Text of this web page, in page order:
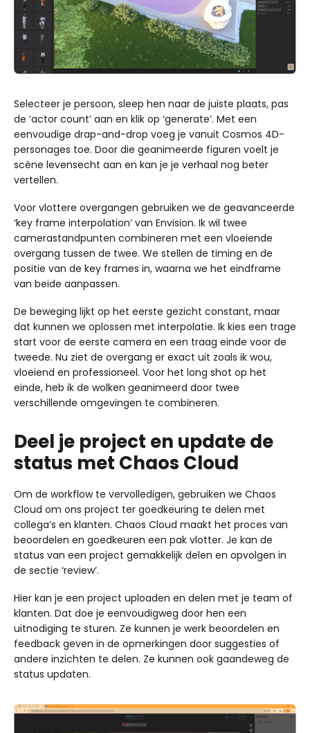
Selecteer je persoon, sleep hen naar de juiste plaats, pas
de ‘actor count’ aan en klik op ‘generate’. Met een
eenvoudige drap-and-drop voeg je vanuit Cosmos 4D-
personages toe. Door die geanimeerde figuren voelt je
scène levensecht aan en kan je je verhaal nog beter
vertellen.
Voor vlottere overgangen gebruiken we de geavanceerde
‘key frame interpolation’ van Envision. Ik wil twee
camerastandpunten combineren met een vloeiende
overgang tussen de twee. We stellen de timing en de
positie van de key frames in, waarna we het eindframe
van beide aanpassen.
De beweging lijkt op het eerste gezicht constant, maar
dat kunnen we oplossen met interpolatie. Ik kies een trage
start voor de eerste camera en een traag einde voor de
tweede. Nu ziet de overgang er exact uit zoals ik wou,
vloeiend en professioneel. Voor het long shot op het
einde, heb ik de wolken geanimeerd door twee
verschillende omgevingen te combineren.
Deel je project en update de
status met Chaos Cloud
Om de workflow te vervolledigen, gebruiken we Chaos
Cloud om ons project ter goedkeuring te delen met
collega’s en klanten. Chaos Cloud maakt het proces van
beoordelen en goedkeuren een pak vlotter. Je kan de
status van een project gemakkelijk delen en opvolgen in
de sectie ‘review’.
Hier kan je een project uploaden en delen met je team of
klanten. Dat doe je eenvoudigweg door hen een
uitnodiging te sturen. Ze kunnen je werk beoordelen en
feedback geven in de opmerkingen door suggesties of
andere inzichten te delen. Ze kunnen ook gaandeweg de
status updaten.